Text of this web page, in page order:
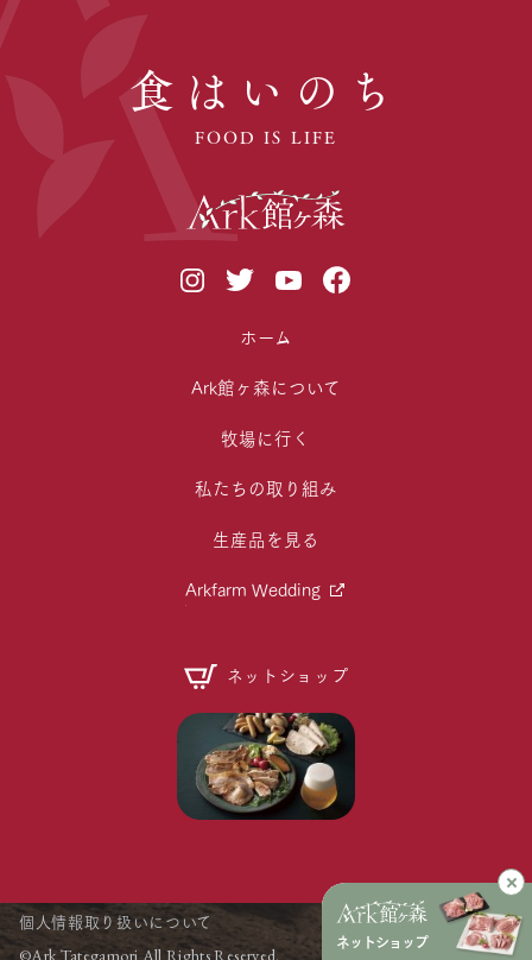
ネットショップ
食はいのち
FOOD IS LIFE
ホーム
Ark館ヶ森について
牧場に行く
私たちの取り組み
生産品を見る
Arkfarm Wedding
ネットショップ
個人情報取り扱いについて
©Ark Tategamori All Rights Reserved.